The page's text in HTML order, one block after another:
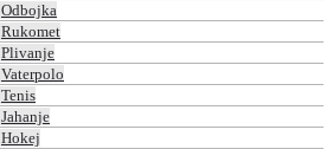
Odbojka
Rukomet
Plivanje
Vaterpolo
Tenis
Jahanje
Hokej